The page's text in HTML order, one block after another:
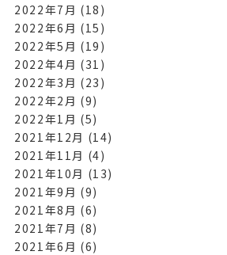
2022年7月 (18)
2022年6月 (15)
2022年5月 (19)
2022年4月 (31)
2022年3月 (23)
2022年2月 (9)
2022年1月 (5)
2021年12月 (14)
2021年11月 (4)
2021年10月 (13)
2021年9月 (9)
2021年8月 (6)
2021年7月 (8)
2021年6月 (6)